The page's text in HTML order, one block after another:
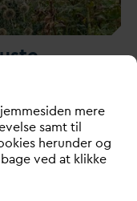
et nyt
de…
mere
samt til
herunder og
ved at klikke